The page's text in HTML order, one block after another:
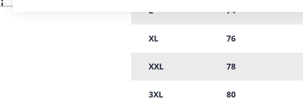
L 74
XL 76
XXL 78
3XL 80